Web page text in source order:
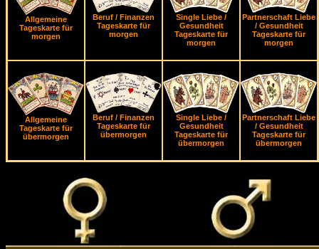
Allgemeine
Tageskarte für
morgen
Beruf / Finanzen
Tageskarte für
morgen
Single Liebe /
Gesundheit
Tageskarte für
morgen
Partnerschaft Liebe
/ Gesundheit
Tageskarte für
morgen
Allgemeine
Tageskarte für
übermorgen
Beruf / Finanzen
Tageskarte für
übermorgen
Single Liebe /
Gesundheit
Tageskarte für
übermorgen
Partnerschaft Liebe
/ Gesundheit
Tageskarte für
übermorgen